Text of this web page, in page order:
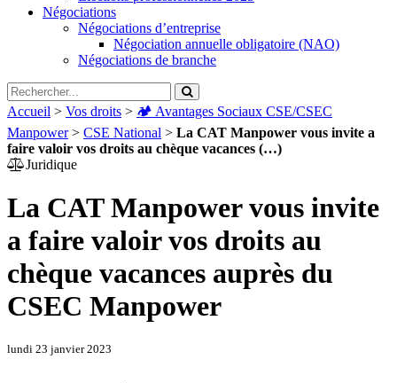
Négociations
Négociations d’entreprise
Négociation annuelle obligatoire (NAO)
Négociations de branche
Accueil > Vos droits > 🏕️ Avantages Sociaux CSE/CSEC
Manpower> CSE National > La CAT Manpower vous invite a
faire valoir vos droits au chèque vacances (…)
Juridique
La CAT Manpower vous invite
a faire valoir vos droits au
chèque vacances auprès du
CSEC Manpower
lundi 23 janvier 2023